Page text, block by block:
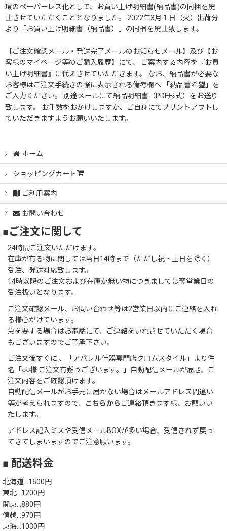
環のペーパーレス化として、お買い上げ明細書(納品書)の同梱を廃
止させていただくこととなりました。 2022年3月１日（火）出荷分
より「お買い上げ明細書（納品書）」の同梱を廃止致します。
【ご注文確認メール・発送完了メールのお知らせメール】及び【お
客様のマイページ等のご購入履歴】にて、 ご案内する内容を『お買
い上げ明細書』に代えさせていただきます。 なお、納品書が必要な
お客様はご注文手続きの際に表示される備考欄へ 「納品書希望」を
ご入力ください。 別途メールにて納品明細書（PDF形式）をお送り
致します。 お手数をおかけしますが、ご自身にてプリントアウトし
ていただきますようお願いいたします。
ホーム
ショッピングカート
ご利用案内
お問い合わせ
■ご注文に関して
24時間ご注文いただけます。
在庫が有る物に関しては当日14時まで（ただし祝・土日を除く）
受注、発送対応致します。
14時以降のご注文および在庫が無い物につきましては翌営業日の
受注扱いとなります。
ご注文確認メール、お問い合わせ等は2営業日以内にご連絡を入れ
る様心がけています。
急を要する場合はお電話にて、ご連絡をいれさせていただく場合
もございますのでご了承下さい。
ご注文後すぐに 、「アパレル什器専門店クロムスタイル」より件
名「○○様 ご注文有難うございます。」自動配信メールが届き、ご
注文内容をご確認頂けます。
自動配信メールがお手元に届かない場合はメールアドレス間違い
等が考えられますので、
こちらから ご連絡頂きます様、お願いい
たします。
アドレス記入ミスや受信メールBOXが多い場合、受信されず戻っ
てきてしまいますのでご注意願います。
■ 配送料金
北海道…1500円
東北…1200円
関東…880円
信越…970円
東海…1030円